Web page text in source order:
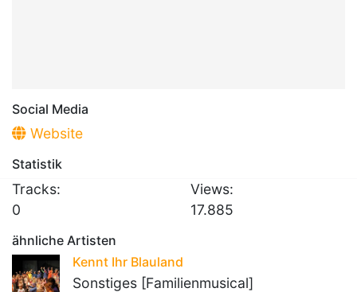
Social Media
Website
Statistik
Tracks:
0
Views:
17.885
ähnliche Artisten
Kennt Ihr Blauland
Sonstiges [Familienmusical]